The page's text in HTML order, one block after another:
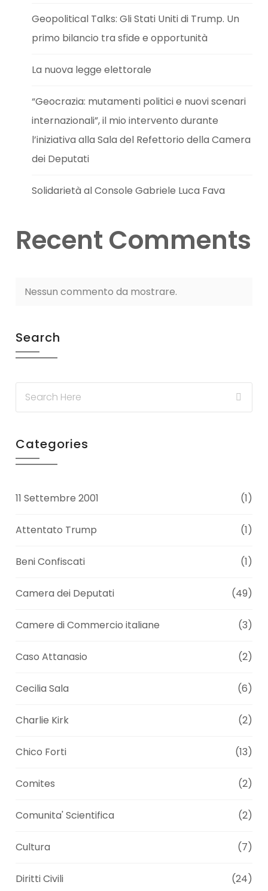
Geopolitical Talks: Gli Stati Uniti di Trump. Un
primo bilancio tra sfide e opportunità
La nuova legge elettorale
“Geocrazia: mutamenti politici e nuovi scenari
internazionali”, il mio intervento durante
l’iniziativa alla Sala del Refettorio della Camera
dei Deputati
Solidarietà al Console Gabriele Luca Fava
Recent Comments
Nessun commento da mostrare.
Search
Categories
11 Settembre 2001 (1)
Attentato Trump (1)
Beni Confiscati (1)
Camera dei Deputati (49)
Camere di Commercio italiane (3)
Caso Attanasio (2)
Cecilia Sala (6)
Charlie Kirk (2)
Chico Forti (13)
Comites (2)
Comunita' Scientifica (2)
Cultura (7)
Diritti Civili (24)